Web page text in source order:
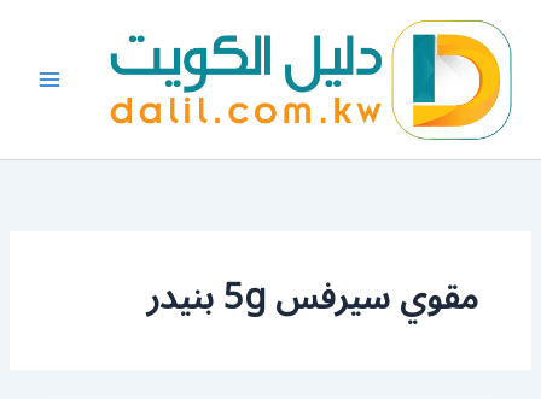
المحتوى
مقوي سيرفس 5g بنيدر